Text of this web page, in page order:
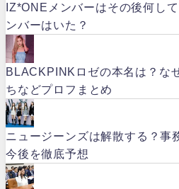
IZ*ONEメンバーはその後何し
ンバーはいた？
BLACKPINKロゼの本名は？な
ちなどプロフまとめ
ニュージーンズは解散する？事
今後を徹底予想